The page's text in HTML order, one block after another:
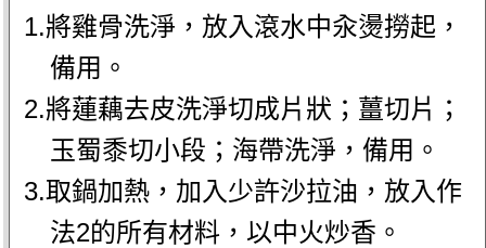
1.將雞骨洗淨，放入滾水中汆燙撈起，
備用。
2.將蓮藕去皮洗淨切成片狀；薑切片；
玉蜀黍切小段；海帶洗淨，備用。
3.取鍋加熱，加入少許沙拉油，放入作
法2的所有材料，以中火炒香。